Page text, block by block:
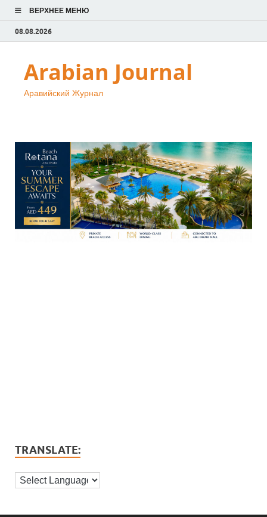
ВЕРХНЕЕ МЕНЮ
08.08.2026
Arabian Journal
Аравийский Журнал
TRANSLATE: